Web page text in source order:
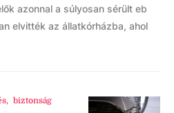
azonnal a súlyosan sérült eb
elvitték az állatkórházba, ahol
, biztonság